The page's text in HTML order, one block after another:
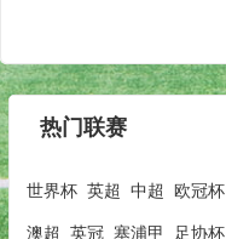
热门联赛
世界杯 英超 中超 欧冠杯
澳超 英冠 塞浦甲 足协杯